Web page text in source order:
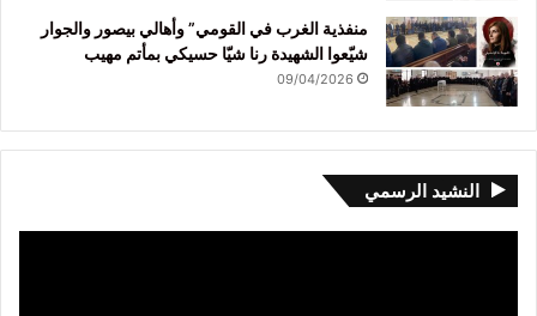
منفذية الغرب في القومي” وأهالي بيصور والجوار
شيّعوا الشهيدة رنا شيّا حسيكي بمأتم مهيب
09/04/2026
النشيد الرسمي